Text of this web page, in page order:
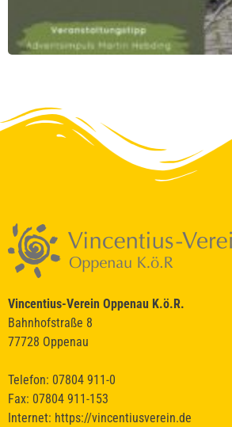
Vincentius-Verein Oppenau K.ö.R.
Bahnhofstraße 8
77728 Oppenau
Telefon: 07804 911-0
Fax: 07804 911-153
Internet: https://vincentiusverein.de